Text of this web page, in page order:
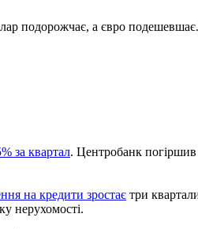
подорожчає, а євро
за квартал. Центробанк погіршив
на кредити зростає три
нерухомості.